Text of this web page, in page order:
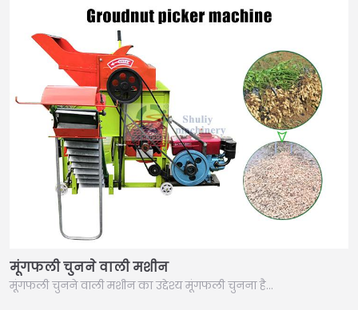
मूंगफली चुनने वाली मशीन
मूंगफली चुनने वाली मशीन का उद्देश्य मूंगफली चुनना है…